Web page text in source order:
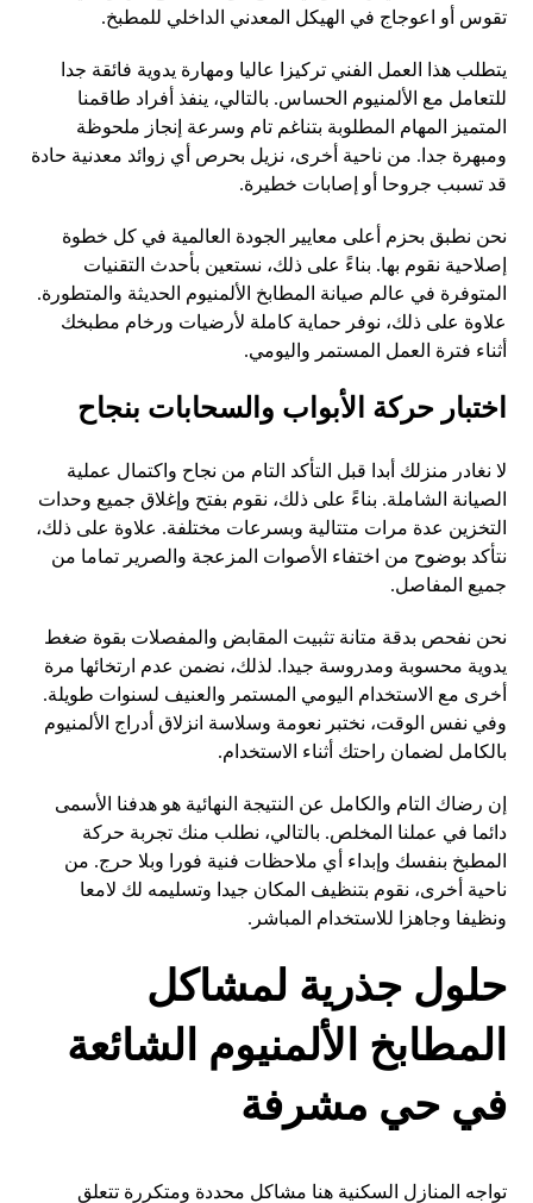
تقوس أو اعوجاج في الهيكل المعدني الداخلي للمطبخ.
يتطلب هذا العمل الفني تركيزا عاليا ومهارة يدوية فائقة جدا
للتعامل مع الألمنيوم الحساس. بالتالي، ينفذ أفراد طاقمنا
المتميز المهام المطلوبة بتناغم تام وسرعة إنجاز ملحوظة
ومبهرة جدا. من ناحية أخرى، نزيل بحرص أي زوائد معدنية حادة
قد تسبب جروحا أو إصابات خطيرة.
نحن نطبق بحزم أعلى معايير الجودة العالمية في كل خطوة
إصلاحية نقوم بها. بناءً على ذلك، نستعين بأحدث التقنيات
المتوفرة في عالم صيانة المطابخ الألمنيوم الحديثة والمتطورة.
علاوة على ذلك، نوفر حماية كاملة لأرضيات ورخام مطبخك
أثناء فترة العمل المستمر واليومي.
اختبار حركة الأبواب والسحابات بنجاح
لا نغادر منزلك أبدا قبل التأكد التام من نجاح واكتمال عملية
الصيانة الشاملة. بناءً على ذلك، نقوم بفتح وإغلاق جميع وحدات
التخزين عدة مرات متتالية وبسرعات مختلفة. علاوة على ذلك،
نتأكد بوضوح من اختفاء الأصوات المزعجة والصرير تماما من
جميع المفاصل.
نحن نفحص بدقة متانة تثبيت المقابض والمفصلات بقوة ضغط
يدوية محسوبة ومدروسة جيدا. لذلك، نضمن عدم ارتخائها مرة
أخرى مع الاستخدام اليومي المستمر والعنيف لسنوات طويلة.
وفي نفس الوقت، نختبر نعومة وسلاسة انزلاق أدراج الألمنيوم
بالكامل لضمان راحتك أثناء الاستخدام.
إن رضاك التام والكامل عن النتيجة النهائية هو هدفنا الأسمى
دائما في عملنا المخلص. بالتالي، نطلب منك تجربة حركة
المطبخ بنفسك وإبداء أي ملاحظات فنية فورا وبلا حرج. من
ناحية أخرى، نقوم بتنظيف المكان جيدا وتسليمه لك لامعا
ونظيفا وجاهزا للاستخدام المباشر.
حلول جذرية لمشاكل
المطابخ الألمنيوم الشائعة
في حي مشرفة
تواجه المنازل السكنية هنا مشاكل محددة ومتكررة تتعلق